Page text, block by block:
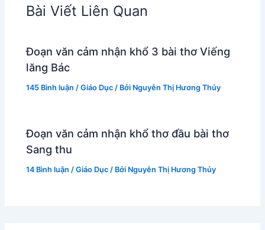
Bài Viết Liên Quan
Đoạn văn cảm nhận khổ 3 bài thơ Viếng
lăng Bác
145 Bình luận /Giáo Dục / Bởi Nguyễn Thị Hương Thủy
Đoạn văn cảm nhận khổ thơ đầu bài thơ
Sang thu
14 Bình luận /Giáo Dục / Bởi Nguyễn Thị Hương Thủy